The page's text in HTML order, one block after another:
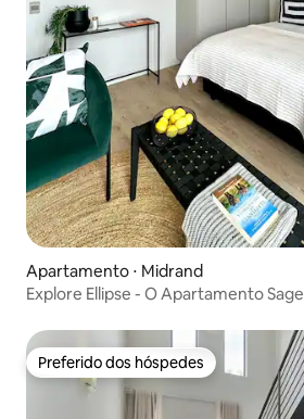
Apartamento ⋅ Midrand
Explore Ellipse - O Apartamento Sage
Preferido dos hóspedes
Preferido dos hóspedes